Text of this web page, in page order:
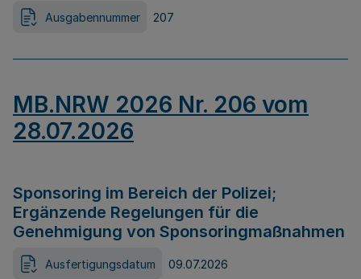
Ausgabennummer 207
MB.NRW 2026 Nr. 206 vom
28.07.2026
Sponsoring im Bereich der Polizei;
Ergänzende Regelungen für die
Genehmigung von Sponsoringmaßnahmen
Ausfertigungsdatum 09.07.2026